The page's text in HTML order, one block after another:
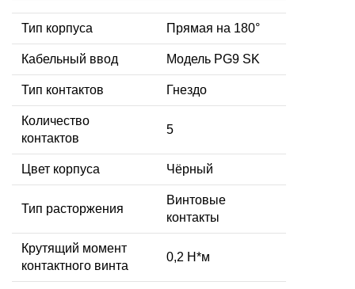
Тип корпуса Прямая на 180°
Кабельный ввод Модель PG9 SK
Тип контактов Гнездо
Количество
контактов
5
Цвет корпуса Чёрный
Тип расторжения
Винтовые
контакты
Крутящий момент
контактного винта
0,2 Н*м